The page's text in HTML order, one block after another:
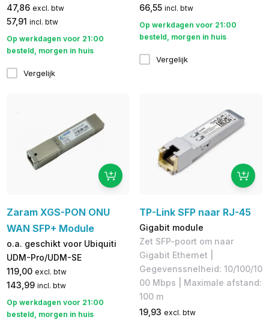
47,86 excl. btw
57,91 incl. btw
Op werkdagen voor 21:00
besteld, morgen in huis
Vergelijk
66,55 incl. btw
Op werkdagen voor 21:00
besteld, morgen in huis
Vergelijk
Zaram XGS-PON ONU
WAN SFP+ Module
o.a. geschikt voor Ubiquiti
UDM-Pro/UDM-SE
119,00 excl. btw
143,99 incl. btw
Op werkdagen voor 21:00
besteld, morgen in huis
TP-Link SFP naar RJ-45
Gigabit module
Zet SFP-poort om naar
Gigabit Ethernet |
Gegevenssnelheid: 10/100/10
00 Mbps | Maximale afstand:
100 m
19,93 excl. btw